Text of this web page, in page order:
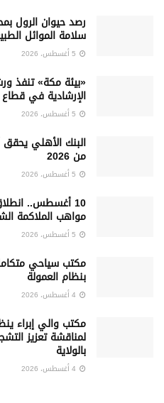
رصد حيوان الرول
سلامة الموائل
«بيئة مكة» تنفذ
الإرشادية في قطاع
البنك الأهلي
من 2026
10 أغسطس..
مواهب الملاكمة
‏مكتب سياحي
بنظام العمولة
مكتب والي إبراء
لمناقشة تعزيز
بالولاية